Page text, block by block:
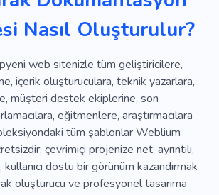
Hurda
Düzeltme
Masa Temizlik
Ayar
Kişisel
Finans
Vergi
Analitik
Almak Figma
Ödemek
Tetiklemek
Dava
Talimatlar
Hızlı
Nasıl Oluşturulur?
web sitenizle tüm geliştiricilere,
içerik oluşturuculara, teknik yazarlara,
müşteri destek ekiplerine, son
eğitmenlere, araştırmacılara
tüm şablonlar Weblium
çevrimiçi projenize net, ayrıntılı,
kullanıcı dostu bir görünüm kazandırmak
oluşturucu ve profesyonel tasarıma